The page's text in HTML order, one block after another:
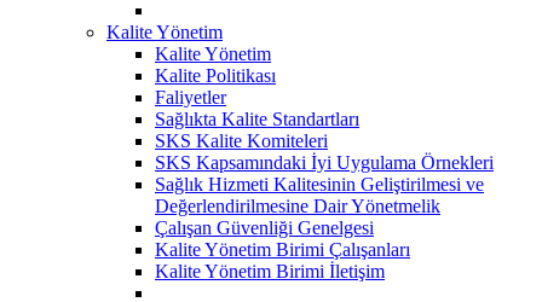
Kalite Yönetim
Kalite Yönetim
Kalite Politikası
Faliyetler
Sağlıkta Kalite Standartları
SKS Kalite Komiteleri
SKS Kapsamındaki İyi Uygulama Örnekleri
Sağlık Hizmeti Kalitesinin Geliştirilmesi ve
Değerlendirilmesine Dair Yönetmelik
Çalışan Güvenliği Genelgesi
Kalite Yönetim Birimi Çalışanları
Kalite Yönetim Birimi İletişim